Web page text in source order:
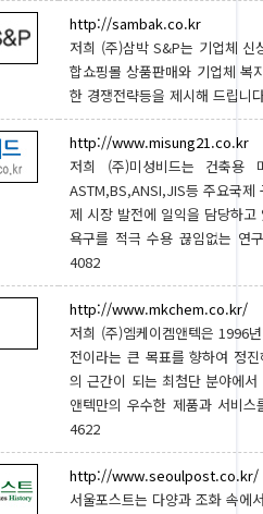
http://sambak.co.kr
저희 (주)삼박 S&P는 기업체
합쇼핑몰 상품판매와 기업체 복
한 경쟁전략등을 제시해 드립니
http://www.misung21.co.kr
저희 (주)미성비드는 건축용
ASTM,BS,ANSI,JIS등 주요국
제 시장 발전에 일익을 담당하
욕구를 적극 수용 끊임없는 연
4082
http://www.mkchem.co.kr/
저희 (주)엠케이켐앤텍은 1996
전이라는 큰 목표를 향하여 정
의 근간이 되는 최첨단 분야에
앤텍만의 우수한 제품과 서비
4622
http://www.seoulpost.co.kr/
서울포스트는 다양과 조화 속에